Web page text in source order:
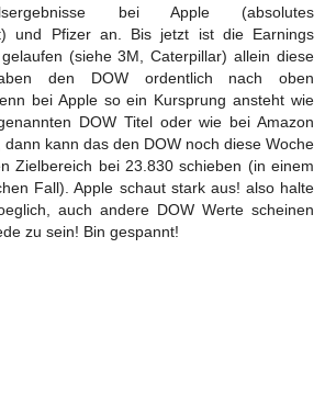
bei Apple (absolutes
und Pfizer an. Bis jetzt ist die Earnings
(siehe 3M, Caterpillar) allein diese
den DOW ordentlich nach oben
bei Apple so ein Kursprung ansteht wie
DOW Titel oder wie bei Amazon
kann das den DOW noch diese Woche
Zielbereich bei 23.830 schieben (in einem
Fall). Apple schaut stark aus! also halte
auch andere DOW Werte scheinen
zu sein! Bin gespannt!